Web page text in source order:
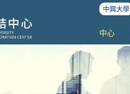
中興大學
中心